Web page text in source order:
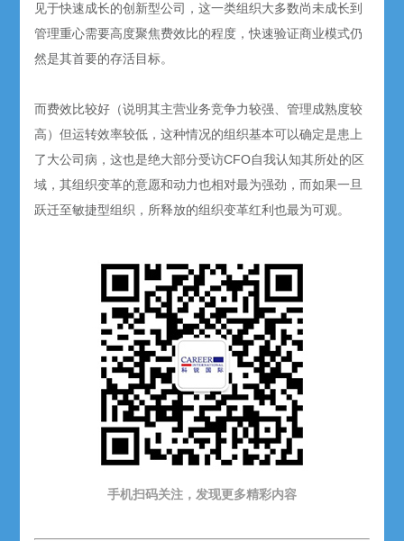
见于快速成长的创新型公司，这一类组织大多数尚未成长到
管理重心需要高度聚焦费效比的程度，快速验证商业模式仍
然是其首要的存活目标。
而费效比较好（说明其主营业务竞争力较强、管理成熟度较
高）但运转效率较低，这种情况的组织基本可以确定是患上
了大公司病，这也是绝大部分受访CFO自我认知其所处的区
域，其组织变革的意愿和动力也相对最为强劲，而如果一旦
跃迁至敏捷型组织，所释放的组织变革红利也最为可观。
手机扫码关注，发现更多精彩内容